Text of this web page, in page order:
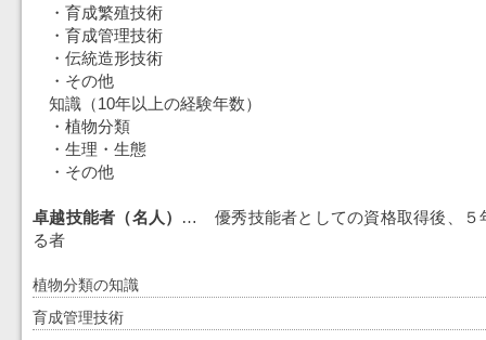
・育成繁殖技術
・育成管理技術
・伝統造形技術
・その他
知識（10年以上の経験年数）
・植物分類
・生理・生態
・その他
卓越技能者（名人） … 優秀技能者としての資格取得後、５
る者
植物分類の知識
育成管理技術